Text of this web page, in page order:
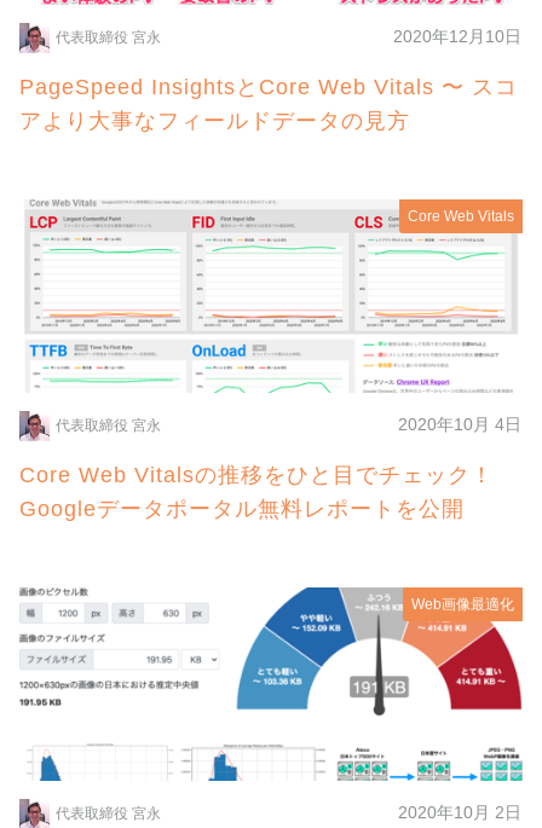
代表取締役 宮永 2020年12月10日
PageSpeed InsightsとCore Web Vitals 〜 スコ
アより大事なフィールドデータの見方
Core Web Vitals
代表取締役 宮永 2020年10月 4日
Core Web Vitalsの推移をひと目でチェック！
Googleデータポータル無料レポートを公開
Web画像最適化
代表取締役 宮永 2020年10月 2日